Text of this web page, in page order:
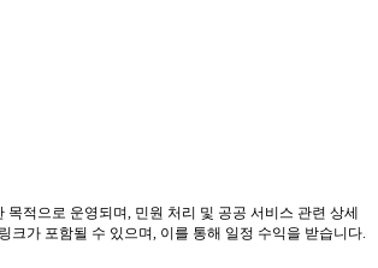
적으로 운영되며, 민원 처리 및 공공 서비스 관련 상세
가 포함될 수 있으며, 이를 통해 일정 수익을 받습니다.